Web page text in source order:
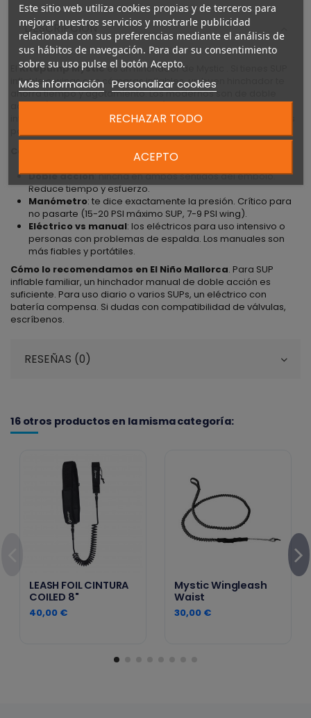
DESCRIPCIÓN
ElKitepump Mystices un hinchador de Mystic . Si tienes SUP
inflable o wings con cámaras inflables, un buen hinchador te
ahorra tiempo y agotamiento. Los modernos son de doble
integrado para no pasarte de PSI, y suelen incluir adaptadores
Características relevantes:
Doble acción: hincha en ambos sentidos del émbolo.
Reduce tiempo y esfuerzo.
Manómetro: te dice exactamente la presión. Crítico para
no pasarte (15-20 PSI máximo SUP, 7-9 PSI wing).
Eléctrico vs manual: los eléctricos para uso intensivo o
personas con problemas de espalda. Los manuales son
más fiables y portátiles.
Cómo lo recomendamos en El Niño Mallorca. Para SUP
inflable familiar, un hinchador manual de doble acción es
suficiente. Para uso diario o varios SUPs, un eléctrico con
batería compensa. Si dudas con compatibilidad de válvulas,
escríbenos.
RESEÑAS (0)
16 otros productos en la misma categoría:
LEASH FOIL CINTURA
COILED 8"
40,00 €
Mystic Wingleash
Waist
30,00 €
Este sitio web utiliza cookies propias y de terceros para
mejorar nuestros servicios y mostrarle publicidad
relacionada con sus preferencias mediante el análisis de
sus hábitos de navegación. Para dar su consentimiento
sobre su uso pulse el botón Acepto.
Más información Personalizar cookies
RECHAZAR TODO
ACEPTO